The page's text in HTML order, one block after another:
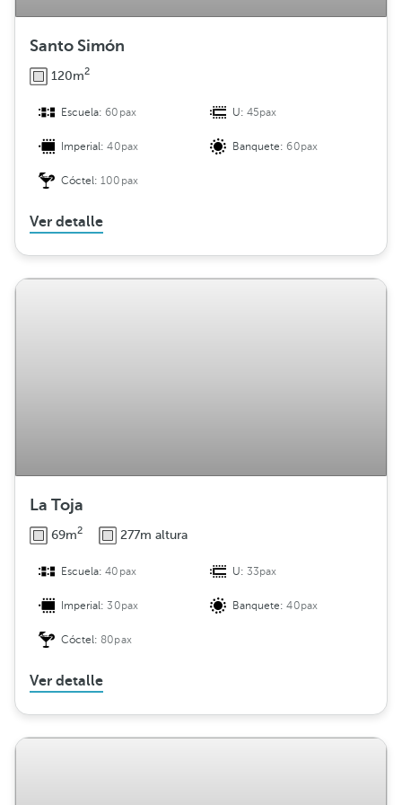
Santo Simón
120m2
Escuela:60pax U:45pax
Imperial:40pax Banquete:60pax
Cóctel:100pax
Ver detalle
La Toja
69m2 277m altura
Escuela:40pax U:33pax
Imperial:30pax Banquete:40pax
Cóctel:80pax
Ver detalle